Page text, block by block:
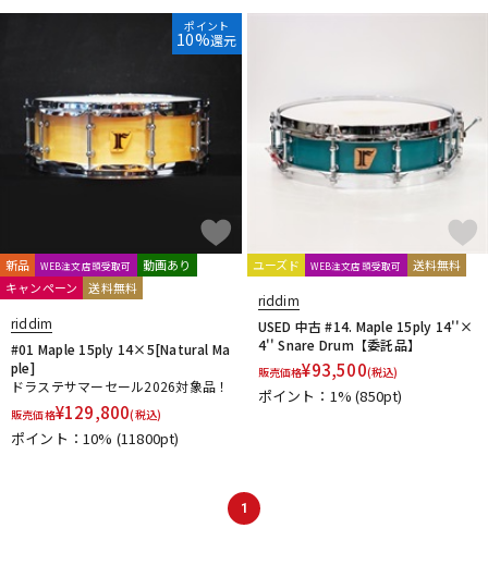
配信/ライブ機器
中古
ポイント
10%還元
新品 WEB注文店頭受取可
動画あり
キャンペーン
送料無料
riddim
#01 Maple 15ply 14×5[Natural Ma
ple]
ドラステサマーセール2026対象品！
販売価格¥129,800(税込)
ポイント：10% (11800pt)
ユーズド WEB注文店頭受取可 送料無料
riddim
USED 中古 #14. Maple 15ply 14''×
4'' Snare Drum【委託品】
販売価格¥93,500(税込)
ポイント：1%(850pt)
1